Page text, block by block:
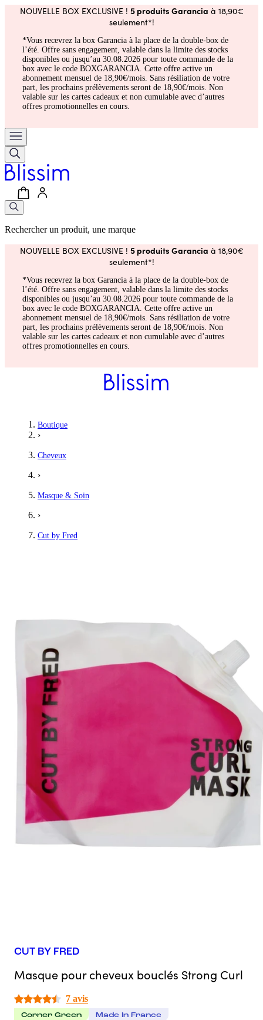
NOUVELLE BOX EXCLUSIVE ! 5 produits Garancia à 18,90€
seulement*!
*Vous recevrez la box Garancia à la place de la double-box de
l’été. Offre sans engagement, valable dans la limite des stocks
disponibles ou jusqu’au 30.08.2026 pour toute commande de la
box avec le code BOXGARANCIA. Cette offre active un
abonnement mensuel de 18,90€/mois. Sans résiliation de votre
part, les prochains prélèvements seront de 18,90€/mois. Non
valable sur les cartes cadeaux et non cumulable avec d’autres
offres promotionnelles en cours.
Rechercher un produit, une marque
NOUVELLE BOX EXCLUSIVE ! 5 produits Garancia à 18,90€
seulement*!
*Vous recevrez la box Garancia à la place de la double-box de
l’été. Offre sans engagement, valable dans la limite des stocks
disponibles ou jusqu’au 30.08.2026 pour toute commande de la
box avec le code BOXGARANCIA. Cette offre active un
abonnement mensuel de 18,90€/mois. Sans résiliation de votre
part, les prochains prélèvements seront de 18,90€/mois. Non
valable sur les cartes cadeaux et non cumulable avec d’autres
offres promotionnelles en cours.
Boutique
›
Cheveux
›
Masque & Soin
›
Cut by Fred
CUT BY FRED
Masque pour cheveux bouclés Strong Curl
7 avis
Corner Green Made In France